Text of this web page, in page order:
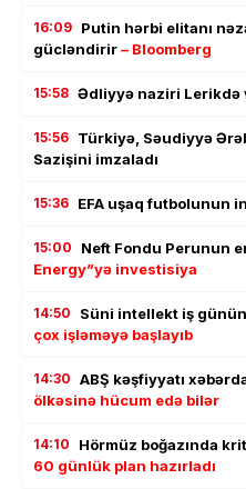
16:09 Putin hərbi elitanı
gücləndirir– Bloomberg
15:58 Ədliyyə naziri Lerikdə
15:56 Türkiyə, Səudiyyə
Sazişini imzaladı
15:36 EFA uşaq futbolunun
15:00 Neft Fondu Perunun
Energy”yə investisiya
14:50 Süni intellekt iş
çox işləməyə başlayıb
14:30 ABŞ kəşfiyyatı
ölkəsinə hücum edə bilər
14:10 Hörmüz boğazında
60 günlük plan hazırladı